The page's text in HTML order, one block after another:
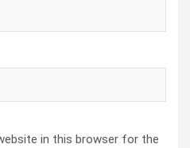
in this browser for the